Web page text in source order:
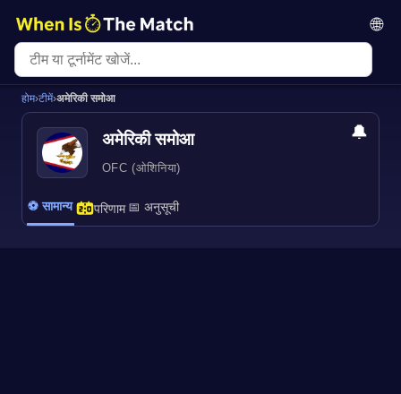
🌐
होम›टीमें›अमेरिकी समोआ
अमेरिकी समोआ
OFC (ओशिनिया)
🔔
⚽ सामान्य परिणाम 📅 अनुसूची